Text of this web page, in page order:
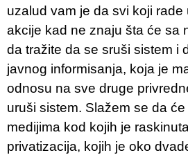
uzalud vam je da svi koji rade
akcije kad ne znaju šta će sa
da tražite da se sruši sistem i
javnog informisanja, koja je
odnosu na sve druge
uruši sistem. Slažem se da
medijima kod kojih je
privatizacija, kojih je oko